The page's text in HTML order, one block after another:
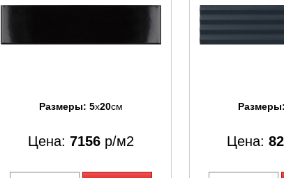
Размеры: 5x20см
Цена: 7156р/м2
Размеры:
Цена: